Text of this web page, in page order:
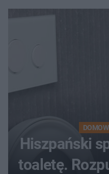
Hiszpański
toaletę.